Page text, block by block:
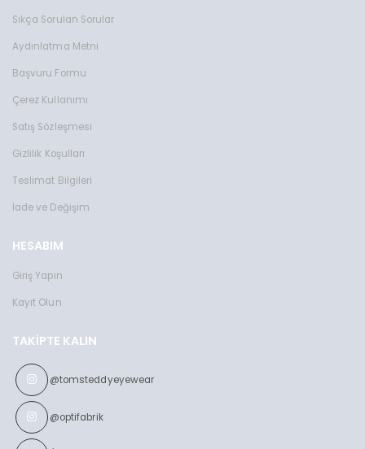
Sıkça Sorulan Sorular
Aydınlatma Metni
Başvuru Formu
Çerez Kullanımı
Satış Sözleşmesi
Gizlilik Koşulları
Teslimat Bilgileri
İade ve Değişim
HESABIM
Giriş Yapın
Kayıt Olun
TAKIPTE KALIN
@tomsteddyeyewear
@optifabrik